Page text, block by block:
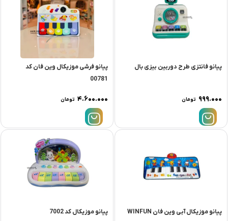
پیانو فانتزی طرح دوربین بیزی بال
۹۹۹.۰۰۰ تومان
پیانو فرشی موزیکال وین فان کد
00781
۴.۶۰۰.۰۰۰ تومان
پیانو موزیکال آبی وین فان WINFUN پیانو موزیکال کد 7002